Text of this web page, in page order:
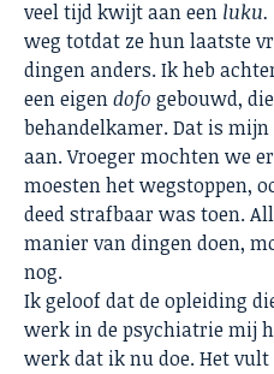
veel tijd kwijt aan een luku.
weg totdat ze hun laatste
dingen anders. Ik heb
een eigendofo gebouwd,
behandelkamer. Dat is
aan. Vroeger mochten we
moesten het wegstoppen,
deed strafbaar was toen.
manier van dingen doen,
nog.
Ik geloof dat de opleiding
werk in de psychiatrie mij
werk dat ik nu doe. Het